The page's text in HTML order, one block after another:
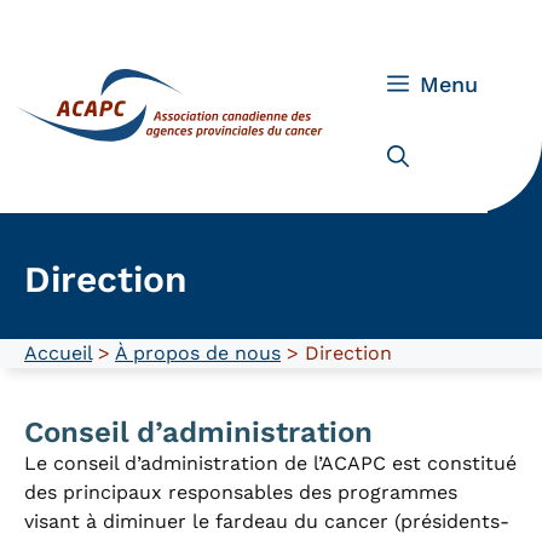
Menu
Direction
Accueil> À propos de nous > Direction
Conseil d’administration
Le conseil d’administration de l’ACAPC est constitué
des principaux responsables des programmes
visant à diminuer le fardeau du cancer (présidents-